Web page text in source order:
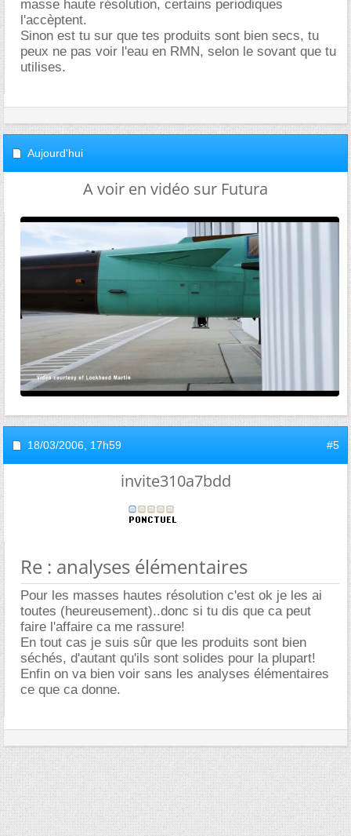
masse haute résolution, certains periodiques
l'accèptent.
Sinon est tu sur que tes produits sont bien secs, tu
peux ne pas voir l'eau en RMN, selon le sovant que tu
utilises.
Aujourd'hui
A voir en vidéo sur Futura
18/03/2006, 17h59 #5
invite310a7bdd
Re : analyses élémentaires
Pour les masses hautes résolution c'est ok je les ai
toutes (heureusement)..donc si tu dis que ca peut
faire l'affaire ca me rassure!
En tout cas je suis sûr que les produits sont bien
séchés, d'autant qu'ils sont solides pour la plupart!
Enfin on va bien voir sans les analyses élémentaires
ce que ca donne.